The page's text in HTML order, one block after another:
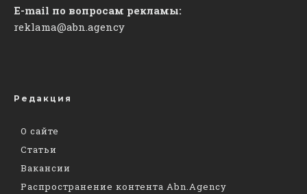
E-mail по вопросам рекламы:
reklama@abn.agency
Редакция
О сайте
Статьи
Вакансии
Распространение контента Abn.Agency